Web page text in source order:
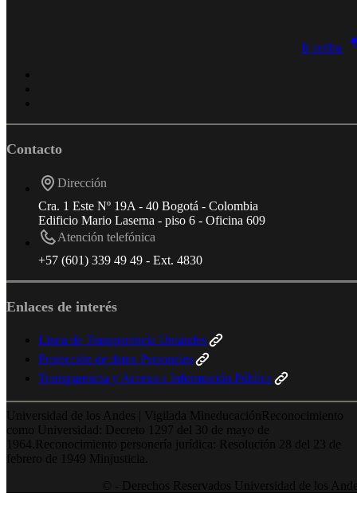
Ir arriba
Contacto
Dirección
Cra. 1 Este Nº 19A - 40 Bogotá - Colombia
Edificio Mario Laserna - piso 6 - Oficina 609
Atención telefónica
+57 (601) 339 49 49 - Ext. 4830
Enlaces de interés
Línea de Transparencia Uniandes
Protección de datos Personales
Transparencia y Acceso a Información Pública
Universidad de los Andes | Vigilada MineducaciónReconocimiento
como Universidad: Decreto 1297 del 30 de mayo de
1964.Reconocimiento personería jurídica: Resolución 28 del 23 de
febrero de 1949 Minjusticia.
© - Derechos Reservados Universidad de los